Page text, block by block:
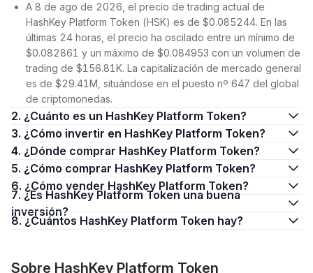
A 8 de ago de 2026, el precio de trading actual de
HashKey Platform Token (HSK) es de $0.085244. En las
últimas 24 horas, el precio ha oscilado entre un mínimo de
$0.082861 y un máximo de $0.084953 con un volumen de
trading de $156.81K. La capitalización de mercado general
es de $29.41M, situándose en el puesto nº 647 del global
de criptomonedas.
2. ¿Cuánto es un HashKey Platform Token?
3. ¿Cómo invertir en HashKey Platform Token?
4. ¿Dónde comprar HashKey Platform Token?
5. ¿Cómo comprar HashKey Platform Token?
6. ¿Cómo vender HashKey Platform Token?
7. ¿Es HashKey Platform Token una buena
inversión?
8. ¿Cuántos HashKey Platform Token hay?
Sobre HashKey Platform Token